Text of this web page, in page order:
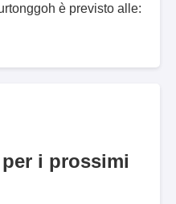
è previsto alle:
i prossimi